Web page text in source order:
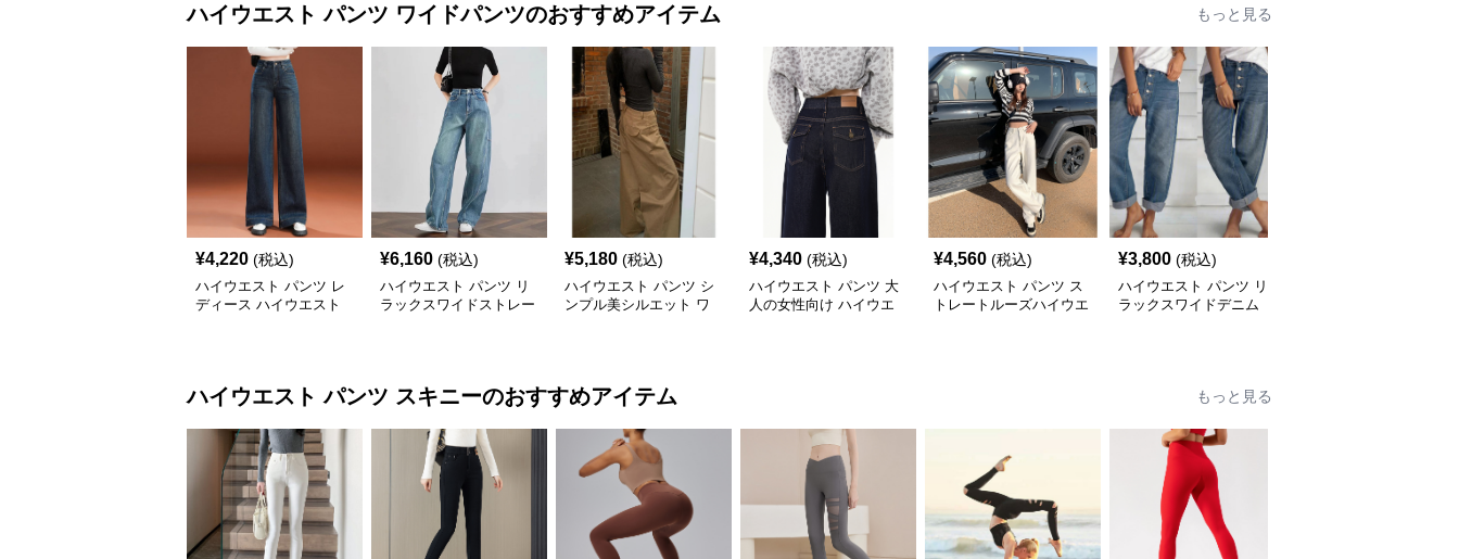
ハイウエスト パンツ ワイドパンツのおすすめアイテム もっと見る
¥4,220 (税込)
ハイウエスト パンツ レ
ディース ハイウエスト
¥6,160 (税込)
ハイウエスト パンツ リ
ラックスワイドストレー
¥5,180 (税込)
ハイウエスト パンツ シ
ンプル美シルエット ワ
¥4,340 (税込)
ハイウエスト パンツ 大
人の女性向け ハイウエ
¥4,560 (税込)
ハイウエスト パンツ ス
トレートルーズハイウエ
¥3,800 (税込)
ハイウエスト パンツ リ
ラックスワイドデニム
ハイウエスト パンツ スキニーのおすすめアイテム もっと見る